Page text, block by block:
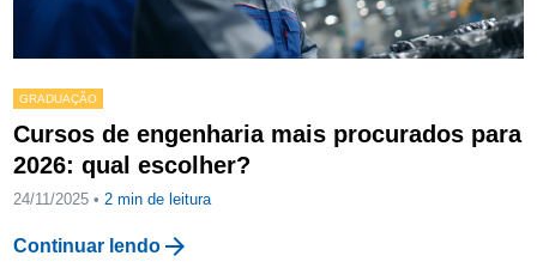
GRADUAÇÃO
Cursos de engenharia mais procurados para
2026: qual escolher?
24/11/2025 •2 min de leitura
Continuar lendo arrow_forward